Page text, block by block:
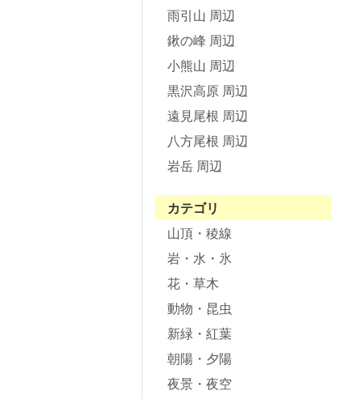
雨引山 周辺
鍬の峰 周辺
小熊山 周辺
黒沢高原 周辺
遠見尾根 周辺
八方尾根 周辺
岩岳 周辺
カテゴリ
山頂・稜線
岩・水・氷
花・草木
動物・昆虫
新緑・紅葉
朝陽・夕陽
夜景・夜空